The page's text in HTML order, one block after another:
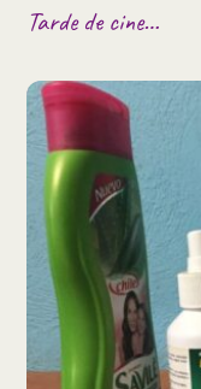
Tarde de cine…